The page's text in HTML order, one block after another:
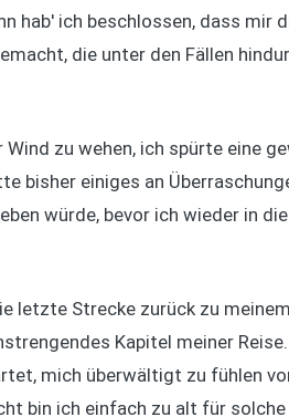
hab' ich beschlossen, dass mir
die unter den Fällen
zu wehen, ich spürte eine
bisher einiges an
würde, bevor ich wieder in
letzte Strecke zurück zu
Kapitel meiner
mich überwältigt zu fühlen
bin ich einfach zu alt für solche